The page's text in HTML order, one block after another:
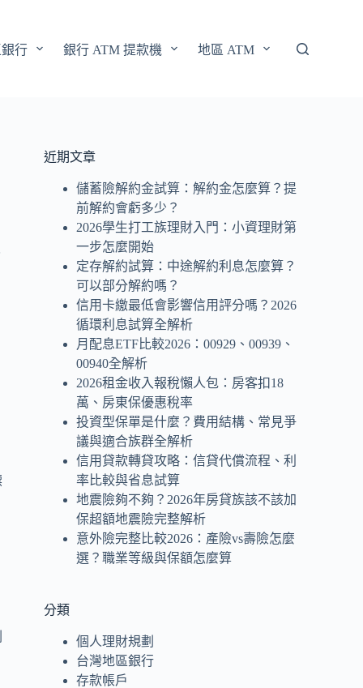
行 銀行 ATM 提款機 地區 ATM
近期文章
儲蓄險解約金試算：解約金怎麼算？提
前解約會虧多少？
2026學生打工族理財入門：小資理財第
一步怎麼開始
定存解約試算：中途解約利息怎麼算？
可以部分解約嗎？
信用卡繳最低會影響信用評分嗎？2026
循環利息試算全解析
月配息ETF比較2026：00929、00939、
00940全解析
2026租金收入報稅懶人包：房客扣18
萬、房東保優惠稅率
投資型保單是什麼？費用結構、常見爭
議與適合族群全解析
信用貸款轉貸攻略：信貸代償流程、利
率比較與省息試算
地震險夠不夠？2026年房貸族該不該加
保超額地震險完整解析
意外險完整比較2026：產險vs壽險怎麼
選？職業等級與保額怎麼算
分類
個人理財規劃
台灣地區銀行
存款帳戶